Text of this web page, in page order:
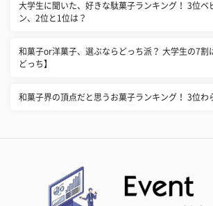
大学生に聞いた、好きな駄菓子ランキング！ 3位ベ
ン、2位と1位は？
和菓子or洋菓子、選ぶならどっち派？ 大学生の7割
どっち】
和菓子界の頂点だと思うお菓子ランキング！ 3位わ